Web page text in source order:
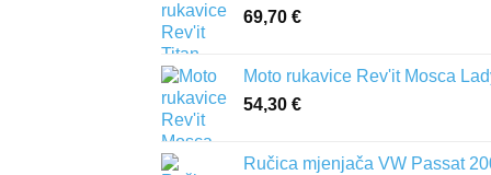
69,70 €
Moto rukavice Rev'it Mosca
54,30 €
Ručica mjenjača VW Passat